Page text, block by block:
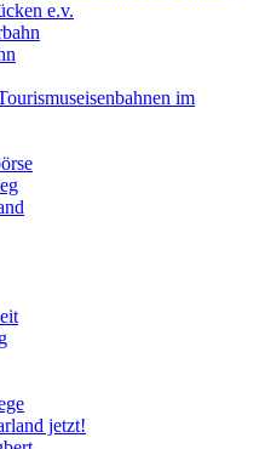
e.v.
im
jetzt!